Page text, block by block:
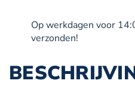
en
dampen
Op werkdagen voor
verzonden!